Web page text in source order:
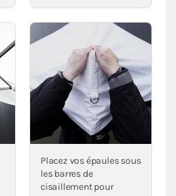
Placez vos épaules sous
les barres de
cisaillement pour